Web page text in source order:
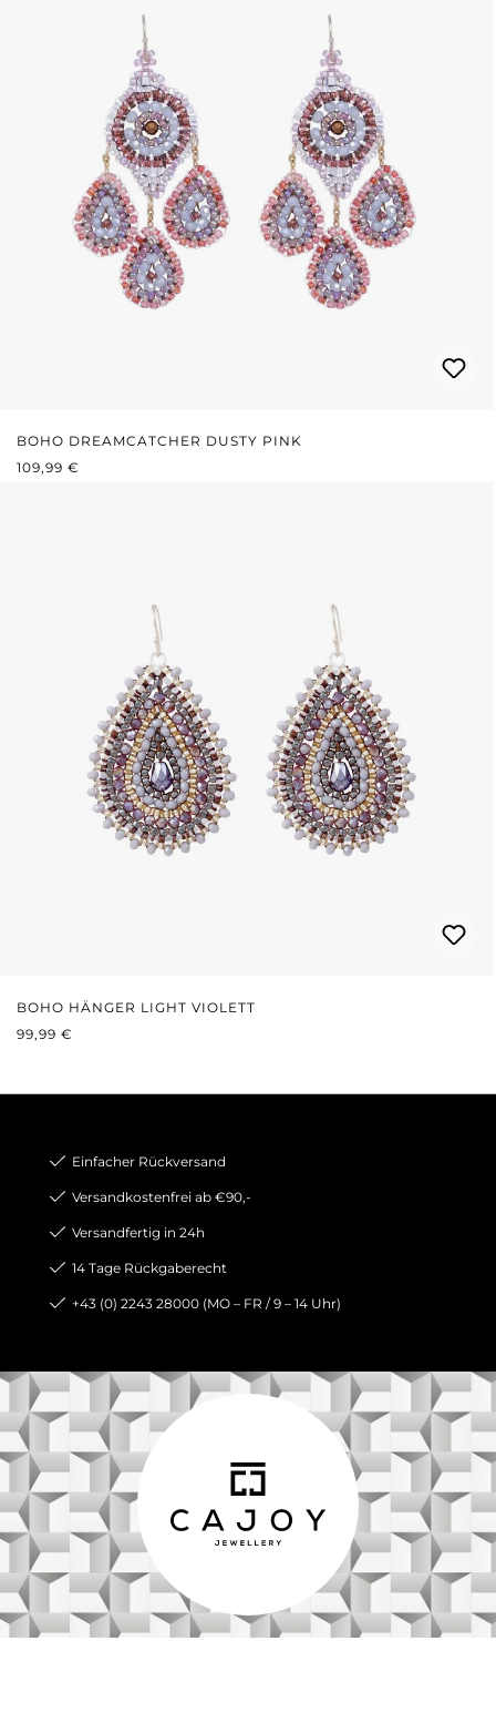
BOHO DREAMCATCHER DUSTY PINK
REGULÄRER PREIS:
109,99 €
BOHO HÄNGER LIGHT VIOLETT
REGULÄRER PREIS:
99,99 €
Einfacher Rückversand
Versandkostenfrei ab €90,-
Versandfertig in 24h
14 Tage Rückgaberecht
+43 (0) 2243 28000 (MO – FR / 9 – 14 Uhr)